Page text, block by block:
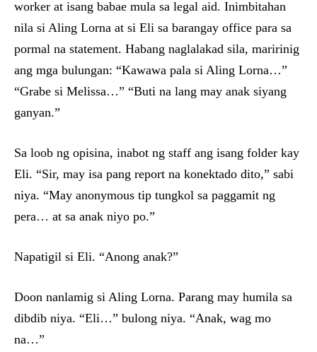
worker at isang babae mula sa legal aid. Inimbitahan
nila si Aling Lorna at si Eli sa barangay office para sa
pormal na statement. Habang naglalakad sila, maririnig
ang mga bulungan: “Kawawa pala si Aling Lorna…”
“Grabe si Melissa…” “Buti na lang may anak siyang
ganyan.”
Sa loob ng opisina, inabot ng staff ang isang folder kay
Eli. “Sir, may isa pang report na konektado dito,” sabi
niya. “May anonymous tip tungkol sa paggamit ng
pera… at sa anak niyo po.”
Napatigil si Eli. “Anong anak?”
Doon nanlamig si Aling Lorna. Parang may humila sa
dibdib niya. “Eli…” bulong niya. “Anak, wag mo
na…”